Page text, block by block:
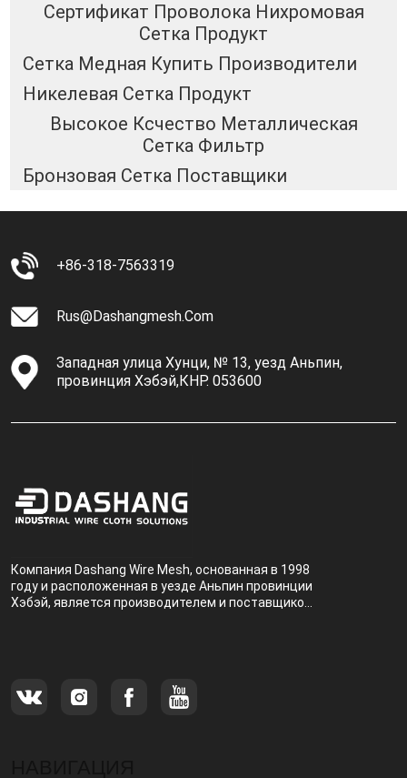
Сертификат Проволока Нихромовая
Сетка Продукт
Сетка Медная Купить Производители
Никелевая Сетка Продукт
Высокое Ксчество Металлическая
Сетка Фильтр
Бронзовая Сетка Поставщики
+86-318-7563319
Rus@dashangmesh.com
Западная улица Хунци, № 13, уезд Аньпин,
провинция Хэбэй,КНР. 053600
Компания Dashang Wire Mesh, основанная в 1998
году и расположенная в уезде Аньпин провинции
Хэбэй, является производителем и поставщиком,